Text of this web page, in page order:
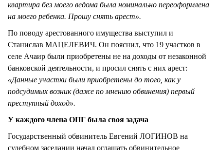
квартира без моего ведома была номинально переоформлена
на моего ребенка. Прошу снять арест».
По поводу арестованного имущества выступил и
Станислав МАЦЕЛЕВИЧ. Он пояснил, что 19 участков в
селе Ачаир были приобретены не на доходы от незаконной
банковской деятельности, и просил снять с них арест:
«Данные участки были приобретены до того, как у
подсудимых возник (даже по мнению обвинения) первый
преступный доход».
У каждого члена ОПГ была своя задача
Государственный обвинитель Евгений ЛОГИНОВ на
судебном заседании начал оглашать обвинительное